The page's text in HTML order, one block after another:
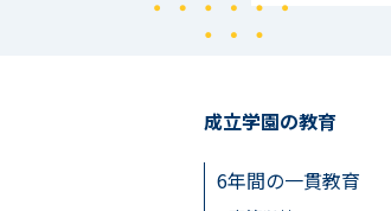
成立学園の教育
6年間の一貫教育